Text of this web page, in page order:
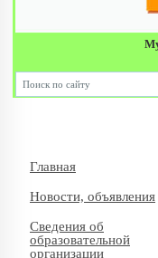
Главная
Новости, объявления
Сведения об
образовательной
организации